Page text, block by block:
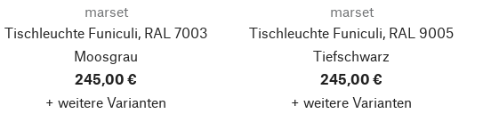
marset
Tischleuchte Funiculi, RAL 7003
Moosgrau
245,00 €
+ weitere Varianten
marset
Tischleuchte Funiculi, RAL 9005
Tiefschwarz
245,00 €
+ weitere Varianten